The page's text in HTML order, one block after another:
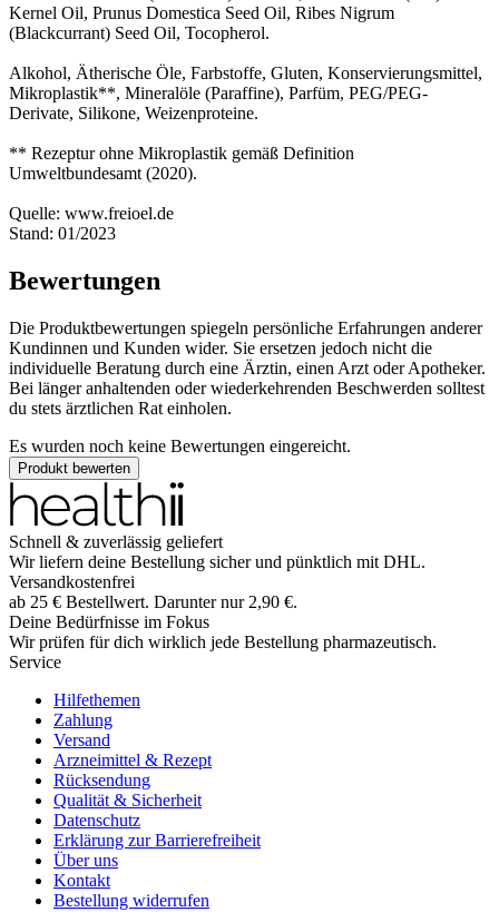
Kernel Oil, Prunus Domestica Seed Oil, Ribes Nigrum
(Blackcurrant) Seed Oil, Tocopherol.
Alkohol, Ätherische Öle, Farbstoffe, Gluten, Konservierungsmittel,
Mikroplastik**, Mineralöle (Paraffine), Parfüm, PEG/PEG-
Derivate, Silikone, Weizenproteine.
** Rezeptur ohne Mikroplastik gemäß Definition
Umweltbundesamt (2020).
Quelle: www.freioel.de
Stand: 01/2023
Bewertungen
Die Produktbewertungen spiegeln persönliche Erfahrungen anderer
Kundinnen und Kunden wider. Sie ersetzen jedoch nicht die
individuelle Beratung durch eine Ärztin, einen Arzt oder Apotheker.
Bei länger anhaltenden oder wiederkehrenden Beschwerden solltest
du stets ärztlichen Rat einholen.
Es wurden noch keine Bewertungen eingereicht.
Produkt bewerten
Schnell & zuverlässig geliefert
Wir liefern deine Bestellung sicher und pünktlich mit DHL.
Versandkostenfrei
ab 25 € Bestellwert. Darunter nur 2,90 €.
Deine Bedürfnisse im Fokus
Wir prüfen für dich wirklich jede Bestellung pharmazeutisch.
Service
Hilfethemen
Zahlung
Versand
Arzneimittel & Rezept
Rücksendung
Qualität & Sicherheit
Datenschutz
Erklärung zur Barrierefreiheit
Über uns
Kontakt
Bestellung widerrufen